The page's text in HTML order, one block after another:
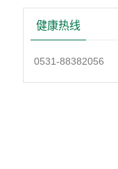
健康热线
0531-88382056